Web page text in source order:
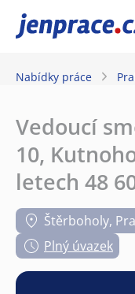
JenPráce.cz
Nabídky práce
Vedoucí
10,
letech 48
Štěrboholy,
Plný úvazek